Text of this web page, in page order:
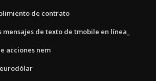
de contrato
de texto de tmobile en línea_
acciones nem